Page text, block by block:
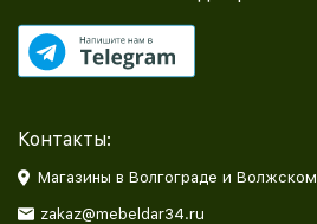
Контакты:
Магазины в Волгограде и Волжском
zakaz@mebeldar34.ru